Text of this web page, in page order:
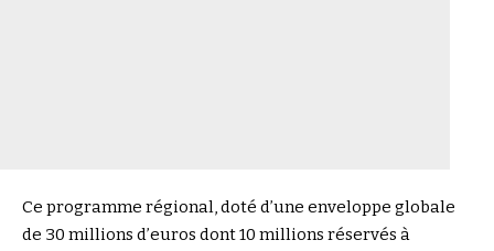
Ce programme régional, doté d’une enveloppe globale
de 30 millions d’euros dont 10 millions réservés à